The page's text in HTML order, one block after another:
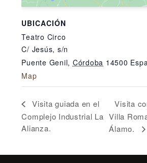
UBICACIÓN
Teatro Circo
C/ Jesús, s/n
Puente Genil, Córdoba 14500
Map
Visita guiada en el
Complejo Industrial La
Alianza.
Visita
Villa
Álamo.